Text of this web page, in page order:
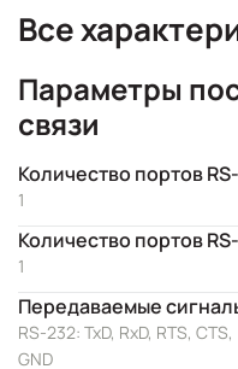
Все
Параметры
связи
Количество портов
1
Количество портов
1
Передаваемые
RS-232: TxD, RxD, RTS, CTS,
GND